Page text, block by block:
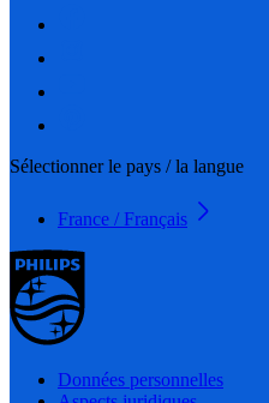
Sélectionner le pays / la langue
France / Français
Données personnelles